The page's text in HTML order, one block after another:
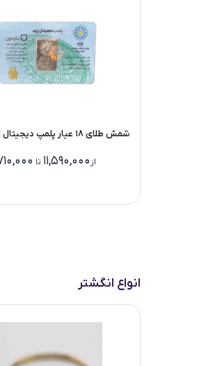
شمش طلای ۱۸ عیار پلمپ دیجیتال زربد
از 11,590,000 تا
انواع انگشتر